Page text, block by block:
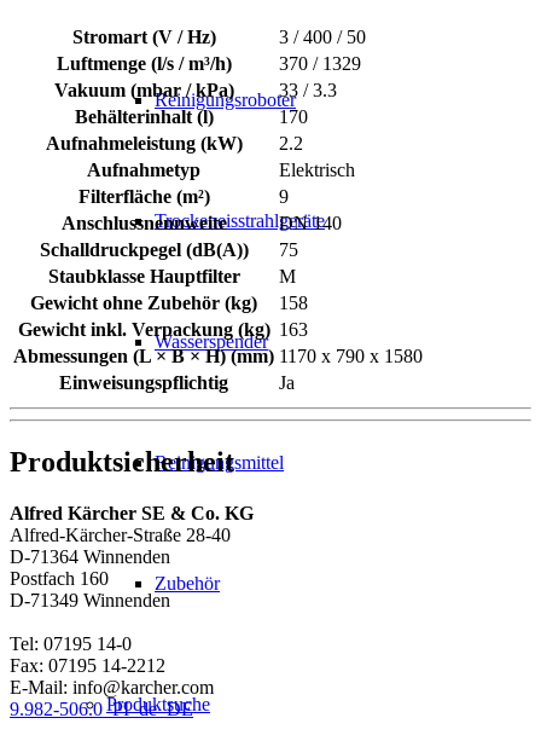
Reinigungsroboter
Trockeneisstrahlgeräte
Wasserspender
Reinigungsmittel
Zubehör
Produktsuche
Stromart (V / Hz)
3 / 400 / 50
Luftmenge (l/s / m³/h)
370 / 1329
Vakuum (mbar / kPa)
33 / 3.3
Behälterinhalt (l)
170
Aufnahmeleistung (kW)
2.2
Aufnahmetyp
Elektrisch
Filterfläche (m²)
9
Anschlussnennweite
DN 140
Schalldruckpegel (dB(A))
75
Staubklasse Hauptfilter
M
Gewicht ohne Zubehör (kg)
158
Gewicht inkl. Verpackung (kg) 163
Abmessungen (L × B × H) (mm) 1170 x 790 x 1580
Einweisungspflichtig
Ja
Produktsicherheit
Alfred Kärcher SE & Co. KG
Alfred-Kärcher-Straße 28-40
D-71364 Winnenden
Postfach 160
D-71349 Winnenden
Tel: 07195 14-0
Fax: 07195 14-2212
E-Mail: info@karcher.com
9.982-506.0_PI_de_DE